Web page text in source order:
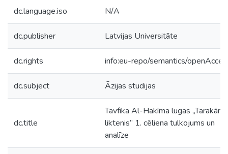
dc.language.iso N/A
dc.publisher Latvijas Universitāte
dc.rights info:eu-repo/semantics/
dc.subject Āzijas studijas
dc.title
Tavfīka Al-Hakīma lugas „Tarakāna
liktenis” 1. cēliena tulkojums un
analīze